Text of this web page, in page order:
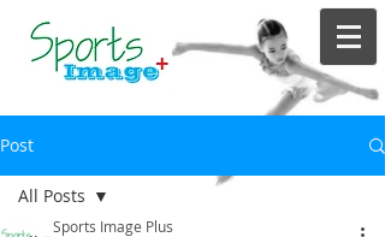
Post
All Posts
Sports Image Plus